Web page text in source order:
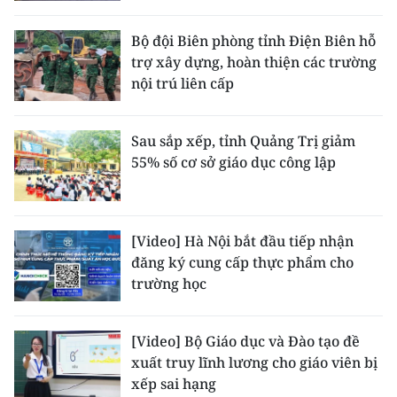
Bộ đội Biên phòng tỉnh Điện Biên hỗ
trợ xây dựng, hoàn thiện các trường
nội trú liên cấp
Sau sắp xếp, tỉnh Quảng Trị giảm
55% số cơ sở giáo dục công lập
[Video] Hà Nội bắt đầu tiếp nhận
đăng ký cung cấp thực phẩm cho
trường học
[Video] Bộ Giáo dục và Đào tạo đề
xuất truy lĩnh lương cho giáo viên bị
xếp sai hạng